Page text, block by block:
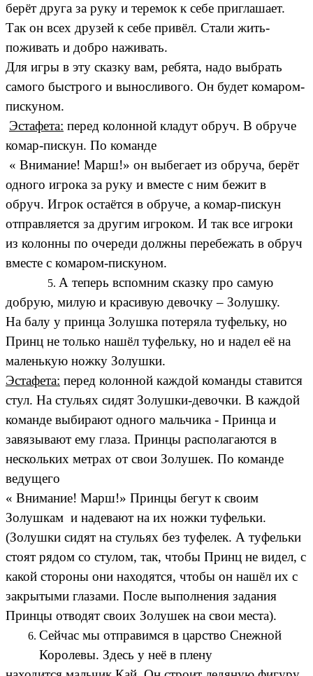
берёт друга за руку и теремок к себе приглашает.
Так он всех друзей к себе привёл. Стали жить-
поживать и добро наживать.
Для игры в эту сказку вам, ребята, надо выбрать
самого быстрого и выносливого. Он будет комаром-
пискуном.
Эстафета: перед колонной кладут обруч. В обруче
комар-пискун. По команде
« Внимание! Марш!» он выбегает из обруча, берёт
одного игрока за руку и вместе с ним бежит в
обруч. Игрок остаётся в обруче, а комар-пискун
отправляется за другим игроком. И так все игроки
из колонны по очереди должны перебежать в обруч
вместе с комаром-пискуном.
А теперь вспомним сказку про самую
добрую, милую и красивую девочку – Золушку.
На балу у принца Золушка потеряла туфельку, но
Принц не только нашёл туфельку, но и надел её на
маленькую ножку Золушки.
Эстафета: перед колонной каждой команды ставится
стул. На стульях сидят Золушки-девочки. В каждой
команде выбирают одного мальчика - Принца и
завязывают ему глаза. Принцы располагаются в
нескольких метрах от свои Золушек. По команде
ведущего
« Внимание! Марш!» Принцы бегут к своим
Золушкам и надевают на их ножки туфельки.
(Золушки сидят на стульях без туфелек. А туфельки
стоят рядом со стулом, так, чтобы Принц не видел, с
какой стороны они находятся, чтобы он нашёл их с
закрытыми глазами. После выполнения задания
Принцы отводят своих Золушек на свои места).
Сейчас мы отправимся в царство Снежной
Королевы. Здесь у неё в плену